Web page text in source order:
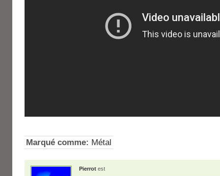
Marqué comme: Métal
Pierrot est